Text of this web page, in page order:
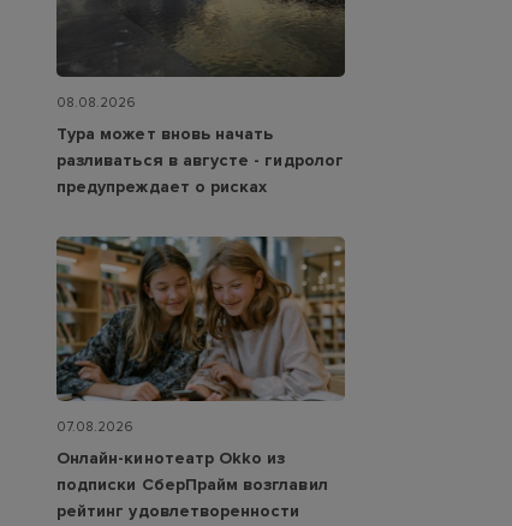
08.08.2026
Тура может вновь начать
разливаться в августе - гидролог
предупреждает о рисках
07.08.2026
Онлайн-кинотеатр Okko из
подписки СберПрайм возглавил
рейтинг удовлетворенности